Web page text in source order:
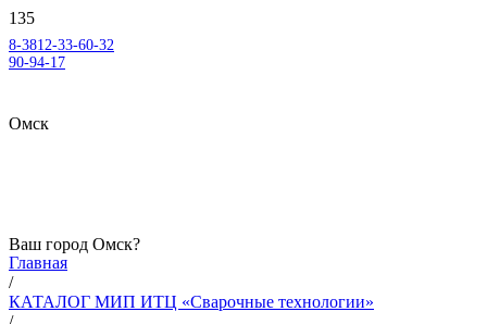
8-3812-33-60-32
90-94-17
Омск
Ваш город Омск?
Главная
/
КАТАЛОГ МИП ИТЦ «Сварочные технологии»